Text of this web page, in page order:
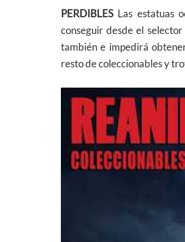
PERDIBLES Las estatuas
conseguir desde el
también e impedirá
resto de coleccionables y